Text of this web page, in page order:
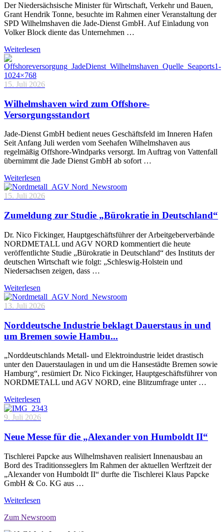
Der Niedersächsische Minister für Wirtschaft, Verkehr und Bauen,
Grant Hendrik Tonne, besuchte im Rahmen einer Veranstaltung der
SPD Wilhelmshaven die Jade-Dienst GmbH. Auf Einladung von
Volker Block diente das Unternehmen …
Weiterlesen
15. Juli 2026
Wilhelmshaven wird zum Offshore-
Versorgungsstandort
Jade-Dienst GmbH bedient neues Geschäftsfeld im Inneren Hafen
Seit Anfang Juli werden vom Seehafen Wilhelmshaven aus
regelmäßig Offshore-Windparks versorgt. Im Auftrag von Vattenfall
übernimmt die Jade Dienst GmbH ab sofort …
Weiterlesen
15. Juli 2026
Zumeldung zur Studie „Bürokratie in Deutschland“
Dr. Nico Fickinger, Hauptgeschäftsführer der Arbeitgeberverbände
NORDMETALL und AGV NORD kommentiert die heute
veröffentlichte Studie „Bürokratie in Deutschland“ des Instituts der
deutschen Wirtschaft wie folgt: „Schleswig-Holstein und
Niedersachsen zeigen, dass …
Weiterlesen
13. Juli 2026
Norddeutsche Industrie beklagt Dauerstaus in und
um Bremen sowie Hambu...
„Norddeutschlands Metall- und Elektroindustrie leidet drastisch
unter den Dauerstaulagen in und um die Hansestädte Bremen sowie
Hamburg“, resümiert Dr. Nico Fickinger, Hauptgeschäftsführer von
NORDMETALL und AGV NORD, eine Blitzumfrage unter …
Weiterlesen
9. Juli 2026
Neue Messe für die „Alexander von Humboldt II“
Tischlerei Papcke aus Wilhelmshaven realisiert Innenausbau an
Bord des Traditionsseglers Im Rahmen der aktuellen Werftzeit der
„Alexander von Humboldt II“ durfte die Tischlerei Klaus Papcke
GmbH & Co. KG aus …
Weiterlesen
Zum Newsroom